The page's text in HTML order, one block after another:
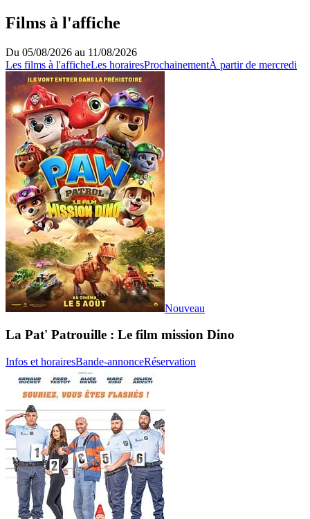
Films à l'affiche
Du 05/08/2026 au 11/08/2026
Les films à l'afficheLes horairesProchainementÀ partir de mercredi
Nouveau
La Pat' Patrouille : Le film mission Dino
Infos et horairesBande-annonceRéservation